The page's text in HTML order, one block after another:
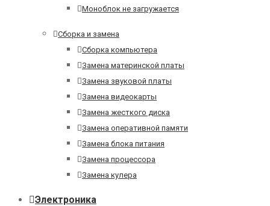
Моноблок не загружается
Сборка и замена
Сборка компьютера
Замена материнской платы
Замена звуковой платы
Замена видеокарты
Замена жесткого диска
Замена оперативной памяти
Замена блока питания
Замена процессора
Замена кулера
Электроника